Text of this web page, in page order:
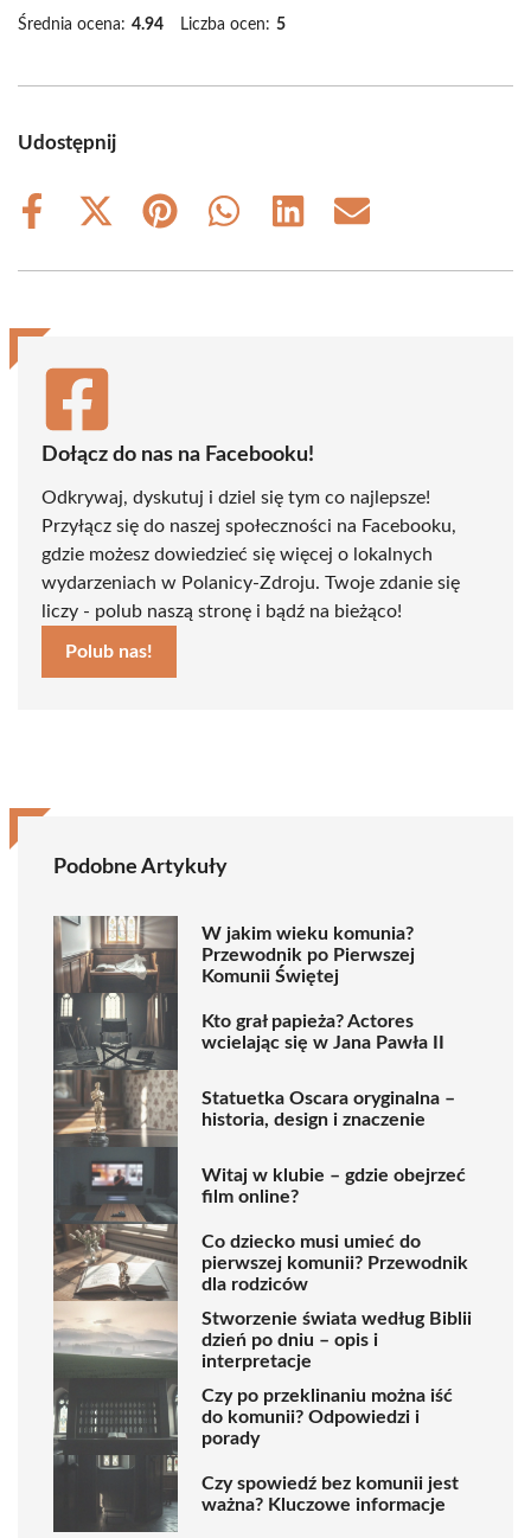
Średnia ocena: 4.94 Liczba ocen: 5
Udostępnij
Share
Share
(Twitter)
Share
Share
Share
Share
Dołącz do nas na Facebooku!
Odkrywaj, dyskutuj i dziel się tym co najlepsze!
Przyłącz się do naszej społeczności na Facebooku,
gdzie możesz dowiedzieć się więcej o lokalnych
wydarzeniach w Polanicy-Zdroju. Twoje zdanie się
liczy - polub naszą stronę i bądź na bieżąco!
Polub nas!
Podobne Artykuły
W jakim wieku komunia?
Przewodnik po Pierwszej
Komunii Świętej
Kto grał papieża? Actores
wcielając się w Jana Pawła II
Statuetka Oscara oryginalna –
historia, design i znaczenie
Witaj w klubie – gdzie obejrzeć
film online?
Co dziecko musi umieć do
pierwszej komunii? Przewodnik
dla rodziców
Stworzenie świata według Biblii
dzień po dniu – opis i
interpretacje
Czy po przeklinaniu można iść
do komunii? Odpowiedzi i
porady
Czy spowiedź bez komunii jest
ważna? Kluczowe informacje